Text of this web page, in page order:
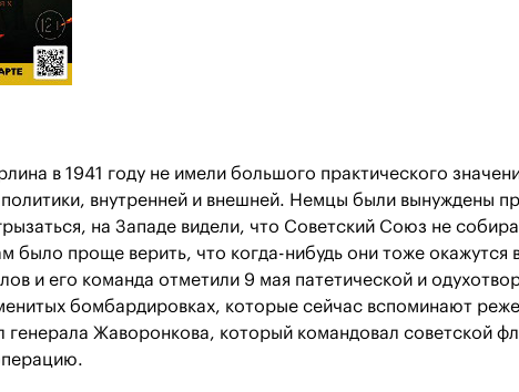
в 1941 году не имели большого практического
внутренней и внешней. Немцы были вынуждены
на Западе видели, что Советский Союз не
было проще верить, что когда-нибудь они тоже окажутся
и его команда отметили 9 мая патетической и
бомбардировках, которые сейчас вспоминают
Жаворонкова, который командовал советской